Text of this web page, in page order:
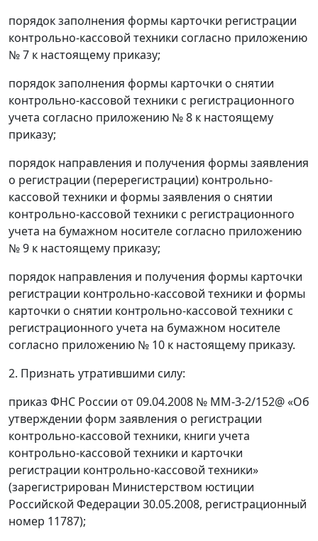
порядок заполнения формы карточки регистрации
контрольно-кассовой техники согласно приложению
№ 7 к настоящему приказу;
порядок заполнения формы карточки о снятии
контрольно-кассовой техники с регистрационного
учета согласно приложению № 8 к настоящему
приказу;
порядок направления и получения формы заявления
о регистрации (перерегистрации) контрольно-
кассовой техники и формы заявления о снятии
контрольно-кассовой техники с регистрационного
учета на бумажном носителе согласно приложению
№ 9 к настоящему приказу;
порядок направления и получения формы карточки
регистрации контрольно-кассовой техники и формы
карточки о снятии контрольно-кассовой техники с
регистрационного учета на бумажном носителе
согласно приложению № 10 к настоящему приказу.
2. Признать утратившими силу:
приказ ФНС России от 09.04.2008 № ММ-3-2/152@ «Об
утверждении форм заявления о регистрации
контрольно-кассовой техники, книги учета
контрольно-кассовой техники и карточки
регистрации контрольно-кассовой техники»
(зарегистрирован Министерством юстиции
Российской Федерации 30.05.2008, регистрационный
номер 11787);